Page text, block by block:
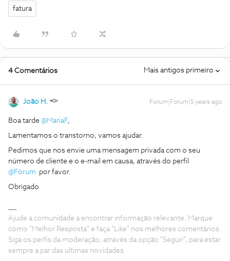
fatura
4 Comentários Mais antigos primeiro
João H. Forum|Forum|5 years ago
Boa tarde @MariaF,
Lamentamos o transtorno, vamos ajudar.
Pedimos que nos envie uma mensagem privada com o seu
número de cliente e o e-mail em causa, através do perfil
@Fórum por favor.
Obrigado
Ajude a comunidade a encontrar informação relevante. Marque
como "Melhor Resposta" e faça "Like" nos melhores comentários.
Siga os perfis da moderação, através da opção "Seguir", para estar
sempre a par das ultimas novidades.